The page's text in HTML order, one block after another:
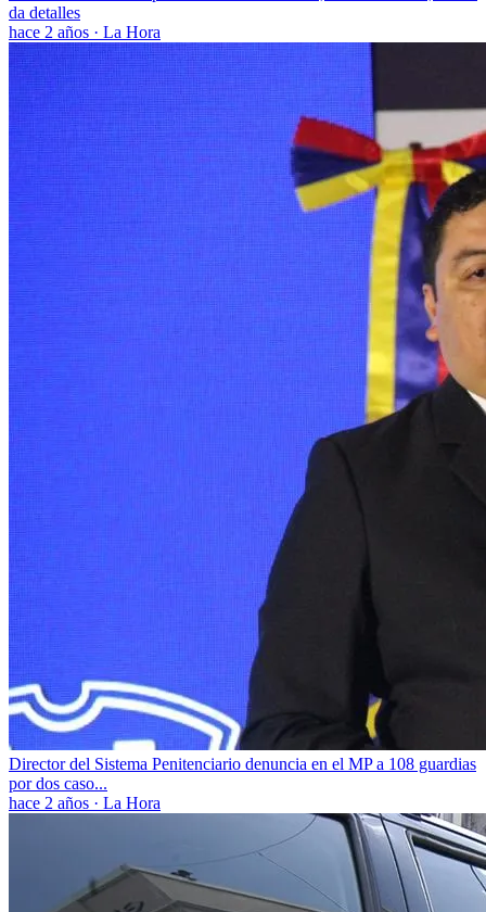
da detalles
hace 2 años · La Hora
Director del Sistema Penitenciario denuncia en el MP a 108 guardias
por dos caso...
hace 2 años · La Hora